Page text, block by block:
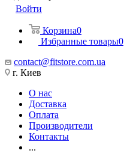
Войти
Корзина0
Избранные товары0
contact@fitstore.com.ua
г. Киев
О нас
Доставка
Оплата
Производители
Контакты
...